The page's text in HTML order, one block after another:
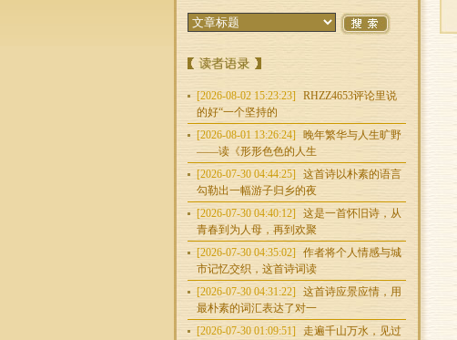
[2026-08-02 15:23:23]
RHZZ4653评论里说
的好“一个坚持的
[2026-08-01 13:26:24]
晚年繁华与人生旷野
——读《形形色色的人生
[2026-07-30 04:44:25]
这首诗以朴素的语言
勾勒出一幅游子归乡的夜
[2026-07-30 04:40:12]
这是一首怀旧诗，从
青春到为人母，再到欢聚
[2026-07-30 04:35:02]
作者将个人情感与城
市记忆交织，这首诗词读
[2026-07-30 04:31:22]
这首诗应景应情，用
最朴素的词汇表达了对一
[2026-07-30 01:09:51]
走遍千山万水，见过